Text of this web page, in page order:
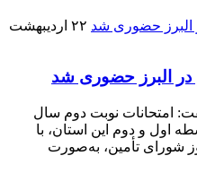
۲۲ اردیبهشت
در البرز حضوری شد
امتحانات نوبت دوم سال
متوسطه اول و دوم این استان، با
شورای تأمین، به‌صورت